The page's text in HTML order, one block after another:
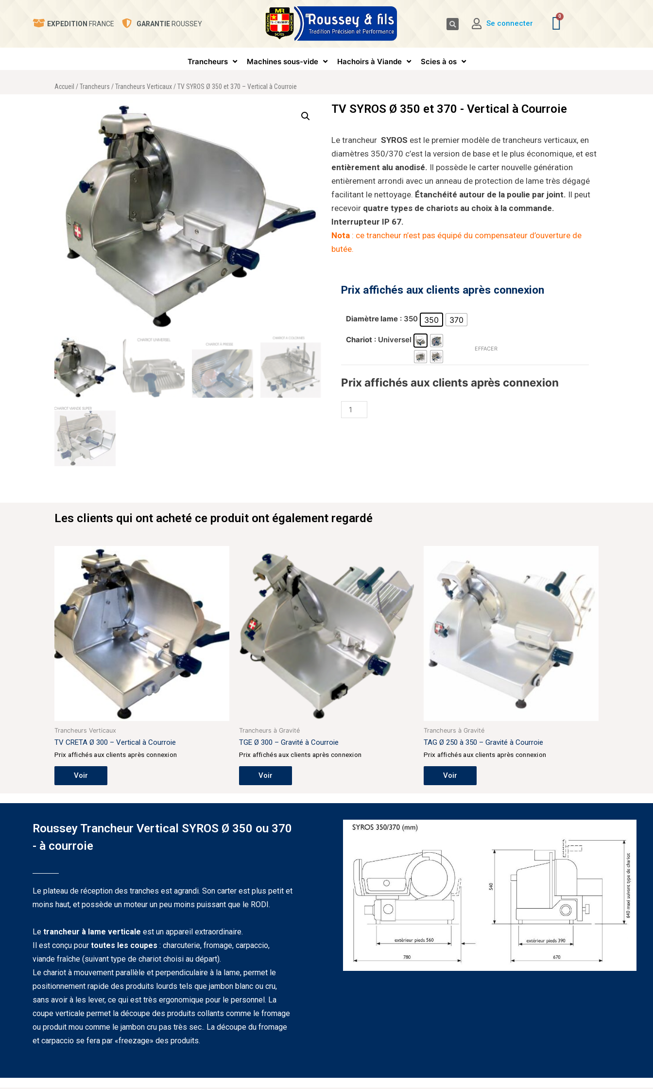
EXPEDITION FRANCE GARANTIE ROUSSEY Se connecter
Trancheurs Machines sous-vide Hachoirs à Viande Scies à os
Accueil /Trancheurs /Trancheurs Verticaux/ TV SYROS Ø 350 et 370 – Vertical à Courroie
TV SYROS Ø 350 et 370 - Vertical à Courroie
Le trancheur SYROS est le premier modèle de trancheurs verticaux, en
diamètres 350/370 c’est la version de base et le plus économique, et est
entièrement alu anodisé. Il possède le carter nouvelle génération
entièrement arrondi avec un anneau de protection de lame très dégagé
facilitant le nettoyage. Étanchéité autour de la poulie par joint. Il peut
recevoir quatre types de chariots au choix à la commande.
Interrupteur IP 67.
Nota : ce trancheur n’est pas équipé du compensateur d’ouverture de
butée.
Prix affichés aux clients après connexion
Diamètre lame : 350 350 370
Chariot : Universel
EFFACER
Prix affichés aux clients après connexion
Les clients qui ont acheté ce produit ont également regardé
Trancheurs Verticaux
TV CRETA Ø 300 – Vertical à Courroie
Prix affichés aux clients après connexion
Voir
Trancheurs à Gravité
TGE Ø 300 – Gravité à Courroie
Prix affichés aux clients après connexion
Voir
Trancheurs à Gravité
TAG Ø 250 à 350 – Gravité à Courroie
Prix affichés aux clients après connexion
Voir
Roussey Trancheur Vertical SYROS Ø 350 ou 370
- à courroie
Le plateau de réception des tranches est agrandi. Son carter est plus petit et
moins haut, et possède un moteur un peu moins puissant que le RODI.
Letrancheur à lame verticale est un appareil extraordinaire.
Il est conçu pour toutes les coupes : charcuterie, fromage, carpaccio,
viande fraîche (suivant type de chariot choisi au départ).
Le chariot à mouvement parallèle et perpendiculaire à la lame, permet le
positionnement rapide des produits lourds tels que jambon blanc ou cru,
sans avoir à les lever, ce qui est très ergonomique pour le personnel. La
coupe verticale permet la découpe des produits collants comme le fromage
ou produit mou comme le jambon cru pas très sec.. La découpe du fromage
et carpaccio se fera par «freezage» des produits.